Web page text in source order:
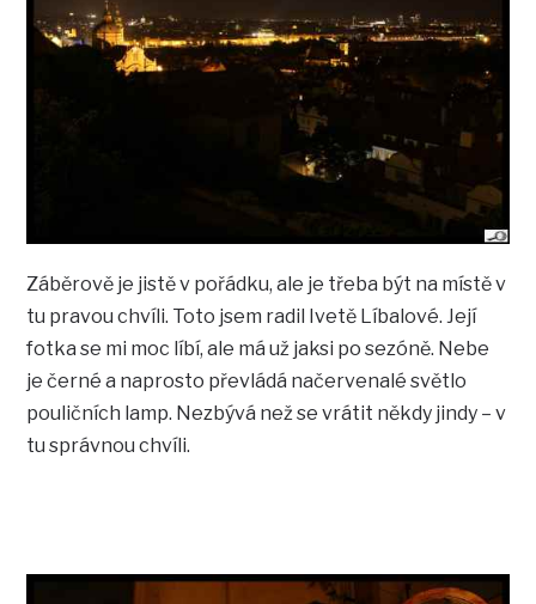
Záběrově je jistě v pořádku, ale je třeba být na místě v
tu pravou chvíli. Toto jsem radil Ivetě Líbalové. Její
fotka se mi moc líbí, ale má už jaksi po sezóně. Nebe
je černé a naprosto převládá načervenalé světlo
pouličních lamp. Nezbývá než se vrátit někdy jindy – v
tu správnou chvíli.